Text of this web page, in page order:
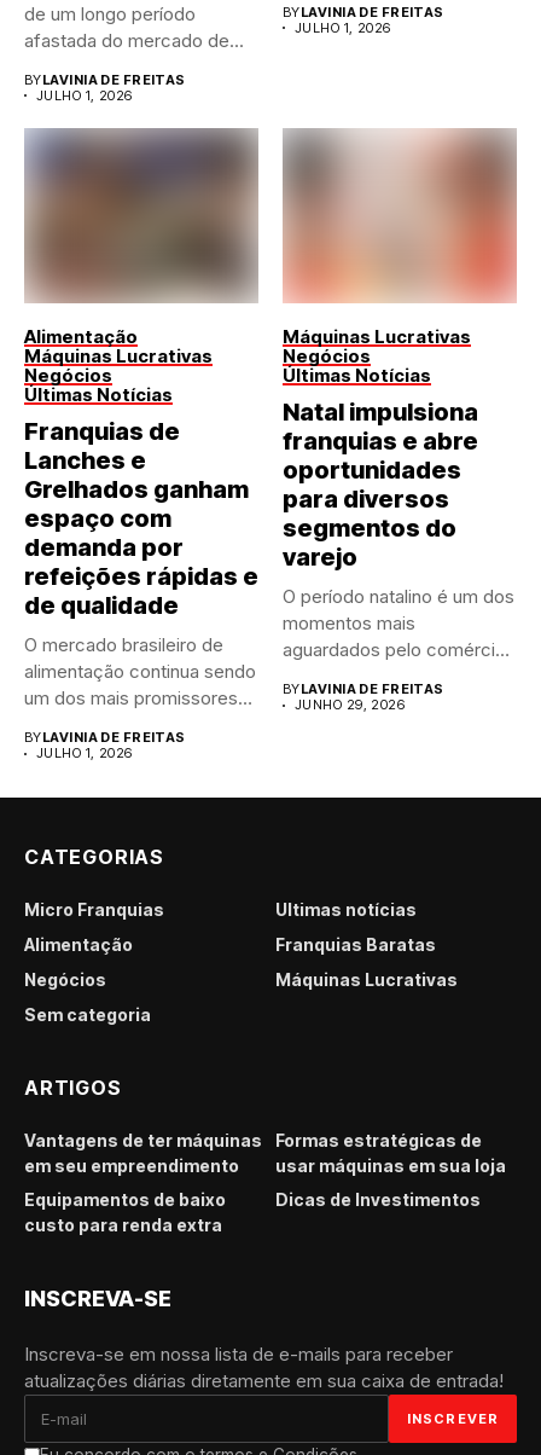
de um longo período
afastada do mercado de...
BYLAVINIA DE FREITAS
JULHO 1, 2026
BYLAVINIA DE FREITAS
JULHO 1, 2026
Alimentação
Máquinas Lucrativas
Negócios
Últimas Notícias
Franquias de
Lanches e
Grelhados ganham
espaço com
demanda por
refeições rápidas e
de qualidade
O mercado brasileiro de
alimentação continua sendo
um dos mais promissores
BYLAVINIA DE FREITAS
JULHO 1, 2026
Máquinas Lucrativas
Negócios
Últimas Notícias
Natal impulsiona
franquias e abre
oportunidades
para diversos
segmentos do
varejo
O período natalino é um dos
momentos mais
aguardados pelo comércio
BYLAVINIA DE FREITAS
JUNHO 29, 2026
CATEGORIAS
Micro Franquias
Últimas notícias
Alimentação
Franquias Baratas
Negócios
Máquinas Lucrativas
Sem categoria
ARTIGOS
Vantagens de ter máquinas
em seu empreendimento
Formas estratégicas de
usar máquinas em sua loja
Equipamentos de baixo
custo para renda extra
Dicas de Investimentos
INSCREVA-SE
Inscreva-se em nossa lista de e-mails para receber
atualizações diárias diretamente em sua caixa de entrada!